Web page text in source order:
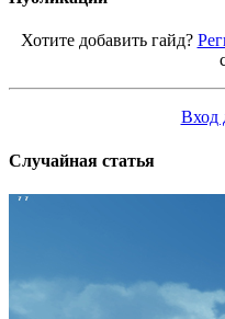
Хотите добавить гайд?
Вход
Случайная статья